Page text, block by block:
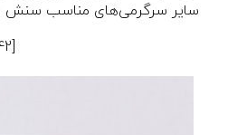
سایر سرگرمی‌های مناسب سنش